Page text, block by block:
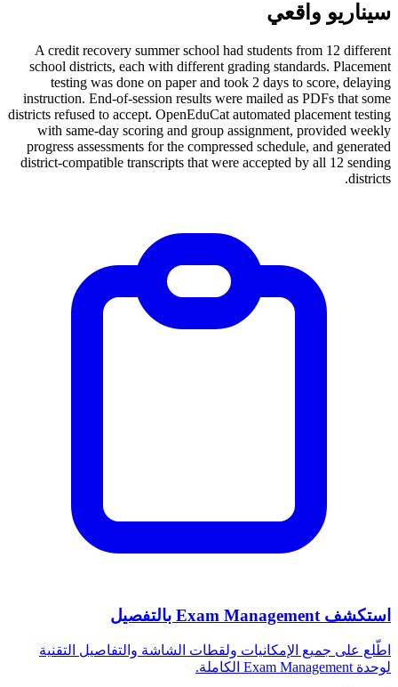
سيناريو واقعي
A credit recovery summer school had students from 12 different
school districts, each with different grading standards. Placement
testing was done on paper and took 2 days to score, delaying
instruction. End-of-session results were mailed as PDFs that some
districts refused to accept. OpenEduCat automated placement testing
with same-day scoring and group assignment, provided weekly
progress assessments for the compressed schedule, and generated
district-compatible transcripts that were accepted by all 12 sending
districts.
استكشف Exam Management بالتفصيل
اطّلع على جميع الإمكانيات ولقطات الشاشة والتفاصيل التقنية
لوحدة Exam Management الكاملة.